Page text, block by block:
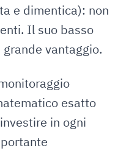
e dimentica): non
Il suo basso
vantaggio.
esatto
in ogni